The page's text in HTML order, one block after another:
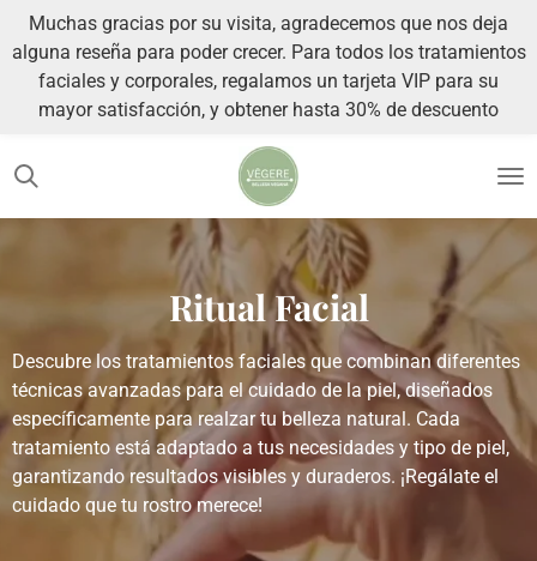
al
contenido
principal
Muchas gracias por su visita, agradecemos que nos deja
alguna reseña para poder crecer. Para todos los tratamientos
faciales y corporales, regalamos un tarjeta VIP para su
mayor satisfacción, y obtener hasta 30% de descuento
Ritual Facial
Descubre los tratamientos faciales que combinan diferentes
técnicas avanzadas para el cuidado de la piel, diseñados
específicamente para realzar tu belleza natural. Cada
tratamiento está adaptado a tus necesidades y tipo de piel,
garantizando resultados visibles y duraderos. ¡Regálate el
cuidado que tu rostro merece!